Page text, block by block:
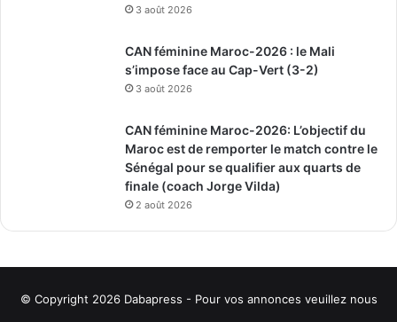
3 août 2026
CAN féminine Maroc-2026 : le Mali
s’impose face au Cap-Vert (3-2)
3 août 2026
CAN féminine Maroc-2026: L’objectif du
Maroc est de remporter le match contre le
Sénégal pour se qualifier aux quarts de
finale (coach Jorge Vilda)
2 août 2026
© Copyright 2026 Dabapress - Pour vos annonces veuillez nous